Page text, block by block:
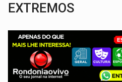
EXTREMOS